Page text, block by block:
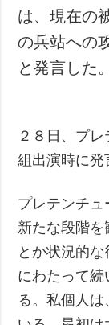
スポーツ
犯罪
事故・緊急
インタビュ
写真
動画
は、現在の
の兵站への
と発言した。
２８日、プ
組出演時に発
プレテンチ
新たな段階
とか状況的
にわたって
る。私個人